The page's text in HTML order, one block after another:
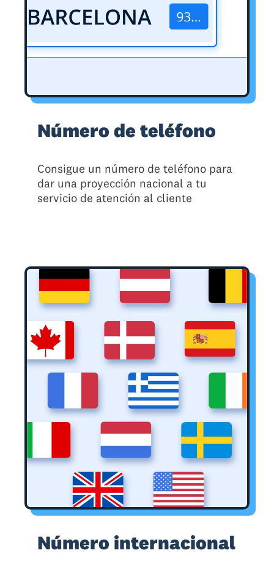
Número de teléfono
Consigue un número de teléfono para
dar una proyección nacional a tu
servicio de atención al cliente
Número internacional